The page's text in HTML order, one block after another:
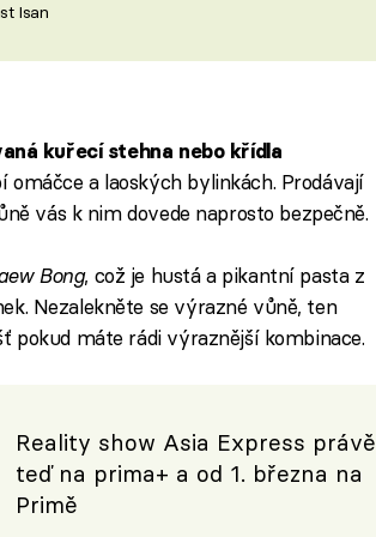
Isan
kuřecí stehna nebo křídla
a laoských bylinkách. Prodávají
vás k nim dovede naprosto bezpečně.
Bong, což je hustá a pikantní pasta z
Nezalekněte se výrazné vůně, ten
pokud máte rádi výraznější kombinace.
Reality show Asia Express právě
teď na prima+ a od 1. března na
Primě